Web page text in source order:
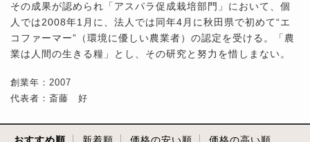
その成果が認められ「アスパラ促成栽培部門」において、個
人では2008年1月に、法人では同年4月に秋田県で初めて“エ
コファーマー”（環境に優しい農業者）の認定を受ける。「農
業は人間の生きる糧」とし、その研究と努力を惜しまない。
創業年：2007
代表者：斎藤 好